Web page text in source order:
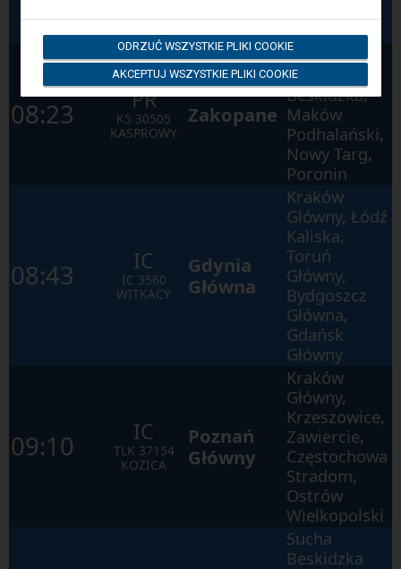
Łagiewniki
08:23 PR
K5 30505
KASPROWY
Zakopane
Stronie,
Sucha
Beskidzka,
Maków
Podhalański,
Nowy Targ,
Poronin
08:43 IC
IC 3560
WITKACY
Gdynia
Główna
Kraków
Główny, Łódź
Kaliska,
Toruń
Główny,
Bydgoszcz
Główna,
Gdańsk
Główny
09:10 IC
TLK 37154
KOZICA
Poznań
Główny
Kraków
Główny,
Krzeszowice,
Zawiercie,
Częstochowa
Stradom,
Ostrów
Wielkopolski
Sucha
Beskidzka
którąś
dostępnych
końcu
okna.
Wciśnij
tab
ODRZUĆ WSZYSTKIE PLIKI COOKIE
AKCEPTUJ WSZYSTKIE PLIKI COOKIE